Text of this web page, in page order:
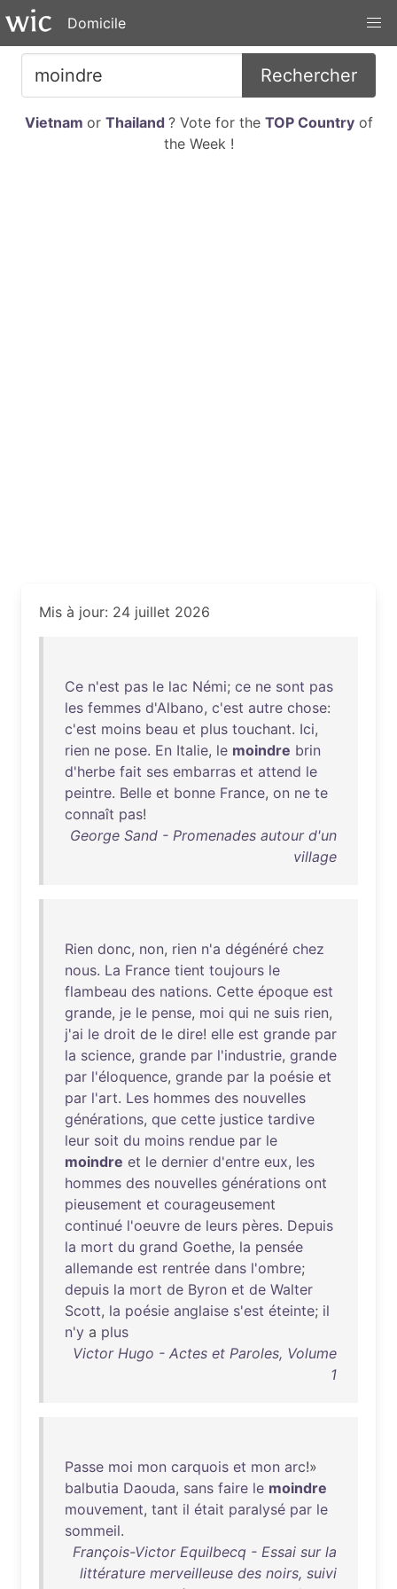
Domicile
Rechercher
Vietnam or Thailand ? Vote for the TOP Countryof
the Week !
Mis à jour: 24 juillet 2026
Ce n'est pas le lac Némi; ce ne sont pas
les femmes d'Albano, c'est autre chose:
c'est moins beau et plus touchant. Ici,
rien ne pose. En Italie, le moindre brin
d'herbe fait ses embarras et attend le
peintre. Belle et bonne France, on ne te
connaît pas!
George Sand - Promenades autour d'un
village
Rien donc, non, rien n'a dégénéré chez
nous. La France tient toujours le
flambeau des nations. Cette époque est
grande, je le pense, moi qui ne suis rien,
j'ai le droit de le dire! elle est grande par
la science, grande par l'industrie, grande
par l'éloquence, grande par la poésie et
par l'art. Les hommes des nouvelles
générations, que cette justice tardive
leur soit du moins rendue par le
moindre et le dernier d'entre eux, les
hommes des nouvelles générations ont
pieusement et courageusement
continué l'oeuvre de leurs pères. Depuis
la mort du grand Goethe, la pensée
allemande est rentrée dans l'ombre;
depuis la mort de Byron et de Walter
Scott, la poésie anglaise s'est éteinte; il
n'y a plus
Victor Hugo - Actes et Paroles, Volume
1
Passe moi mon carquois et mon arc!»
balbutia Daouda, sans faire le moindre
mouvement, tant il était paralysé par le
sommeil.
François-Victor Equilbecq - Essai sur la
littérature merveilleuse des noirs, suivi